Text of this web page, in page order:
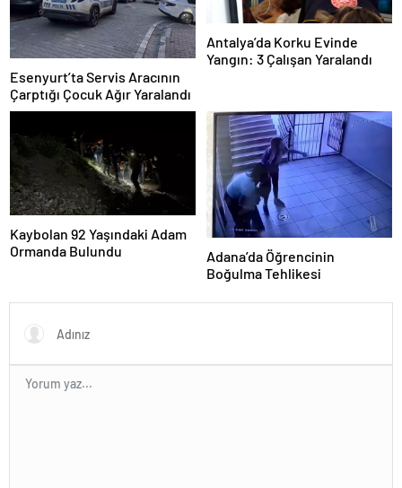
Esenyurt’ta Servis Aracının
Çarptığı Çocuk Ağır Yaralandı
Antalya’da Korku Evinde
Yangın: 3 Çalışan Yaralandı
Kaybolan 92 Yaşındaki Adam
Ormanda Bulundu
Adana’da Öğrencinin
Boğulma Tehlikesi